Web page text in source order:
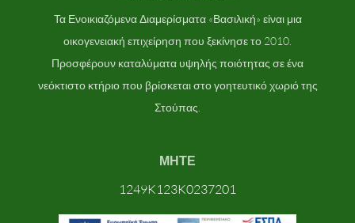
Τα Ενοικιαζόμενα Διαμερίσματα «Βασιλική» είναι μια
οικογενειακή επιχείρηση που ξεκίνησε το 2010.
Προσφέρουν καταλύματα υψηλής ποιότητας σε ένα
νεόκτιστο κτήριο που βρίσκεται στο γοητευτικό χωριό της
Στούπας.
ΜΗΤΕ
1249K123K0237201